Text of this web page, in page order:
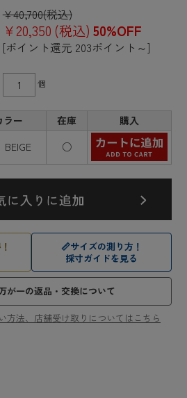
¥40,700(税込)
¥20,350 (税込) 50%OFF
[ポイント還元 203ポイント～]
個
ラー 在庫
購入
○
📏サイズの測り方！
採寸ガイドを見る
が一の返品・交換について
方法、店舗受け取りについてはこちら